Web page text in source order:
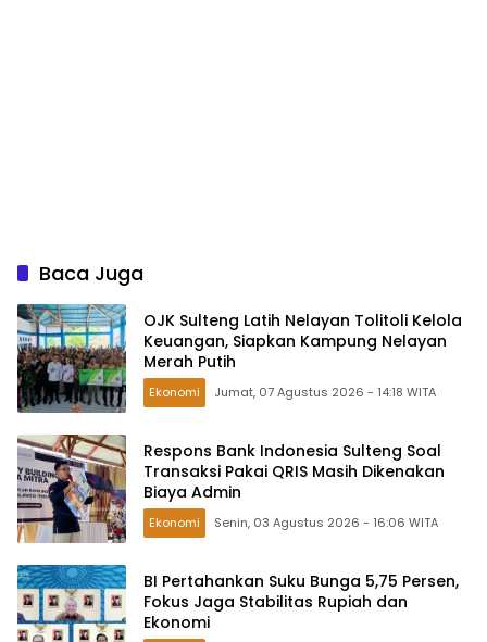
Baca Juga
OJK Sulteng Latih Nelayan Tolitoli Kelola
Keuangan, Siapkan Kampung Nelayan
Merah Putih
Ekonomi Jumat, 07 Agustus 2026 - 14:18 WITA
Respons Bank Indonesia Sulteng Soal
Transaksi Pakai QRIS Masih Dikenakan
Biaya Admin
Ekonomi Senin, 03 Agustus 2026 - 16:06 WITA
BI Pertahankan Suku Bunga 5,75 Persen,
Fokus Jaga Stabilitas Rupiah dan
Ekonomi